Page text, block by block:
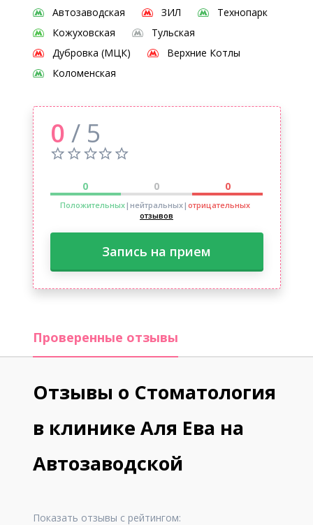
Автозаводская
ЗИЛ
Технопарк
Кожуховская
Тульская
Дубровка (МЦК)
Верхние Котлы
Коломенская
0 / 5
0 0 0
Положительных|нейтральных| отрицательных
отзывов
Запись на прием
Проверенные отзывы
Отзывы о Стоматология
в клинике Аля Ева на
Автозаводской
Показать отзывы с рейтингом: